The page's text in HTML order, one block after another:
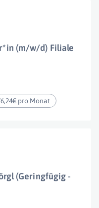
(m/w/d) Filiale
pro Monat
(Geringfügig -